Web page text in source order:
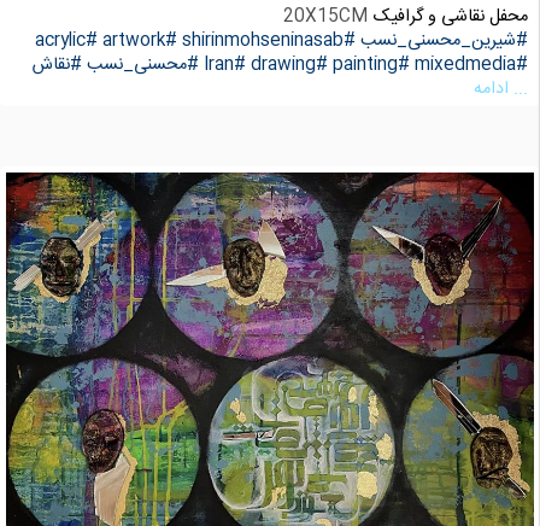
محفل نقاشی و گرافیک 20X15CM
#شیرین_محسنی_نسب #shirinmohseninasab
#artwork
#acrylic
#mixedmedia
#painting
#drawing
#Iran #محسنی_نسب #نقاش
... ادامه